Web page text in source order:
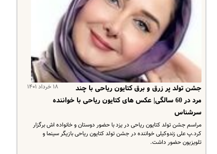
۱۸ خرداد ۱۴۰۱
جشن تولد پر زرق و برق کتایون ریاحی با چند
مرد در 60 سالگی| عکس های کتایون ریاحی با خواننده
سرشناس
مراسم جشن تولد کتایون ریاحی در یزد با حضور دوستان و خانواده اش برگزار
کرد.پ علی زندوکیلی خواننده در جشن تولد کتایون ریاحی بازیگر سینما و
تلویزیون حضور داشت.